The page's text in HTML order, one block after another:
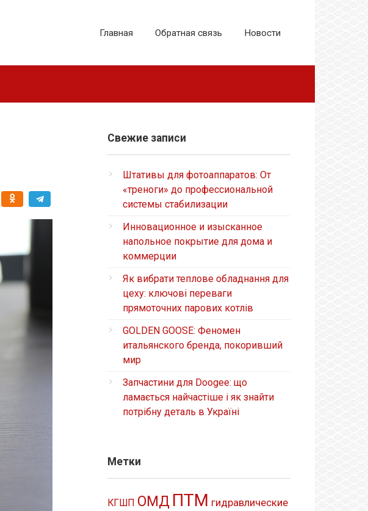
Главная Обратная связь Новости
Свежие записи
Штативы для фотоаппаратов: От
«треноги» до профессиональной
системы стабилизации
Инновационное и изысканное
напольное покрытие для дома и
коммерции
Як вибрати теплове обладнання для
цеху: ключові переваги
прямоточних парових котлів
GOLDEN GOOSE: Феномен
итальянского бренда, покоривший
мир
Запчастини для Doogee: що
ламається найчастіше і як знайти
потрібну деталь в Україні
Метки
КГШП ОМД ПТМ гидравлические